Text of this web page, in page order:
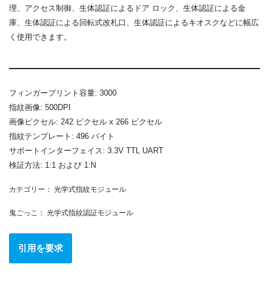
理、アクセス制御、生体認証によるドア ロック、生体認証による金
庫、生体認証による回転式改札口、生体認証によるキオスクなどに幅広
く使用できます。
フィンガープリント容量: 3000
指紋画像: 500DPI
画像ピクセル: 242 ピクセル x 266 ピクセル
指紋テンプレート: 496 バイト
サポートインターフェイス: 3.3V TTL UART
検証方法: 1:1 および 1:N
カテゴリー： 光学式指紋モジュール
鬼ごっこ： 光学式指紋認証モジュール
引用を要求